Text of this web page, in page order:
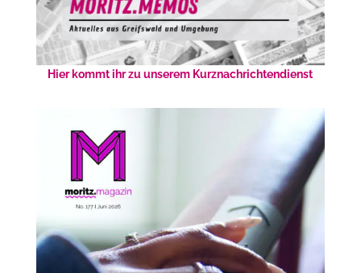
Hier kommt ihr zu unserem Kurznachrichtendienst